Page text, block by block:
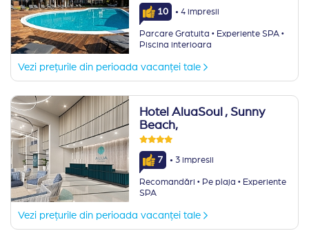
10 · 4 impresii
Parcare Gratuita ·Experiente SPA ·
Piscina interioara
Vezi prețurile din perioada vacanței tale
Hotel AluaSoul , Sunny
Beach,
7 · 3 impresii
Recomandări ·Pe plaja ·Experiente
SPA
Vezi prețurile din perioada vacanței tale